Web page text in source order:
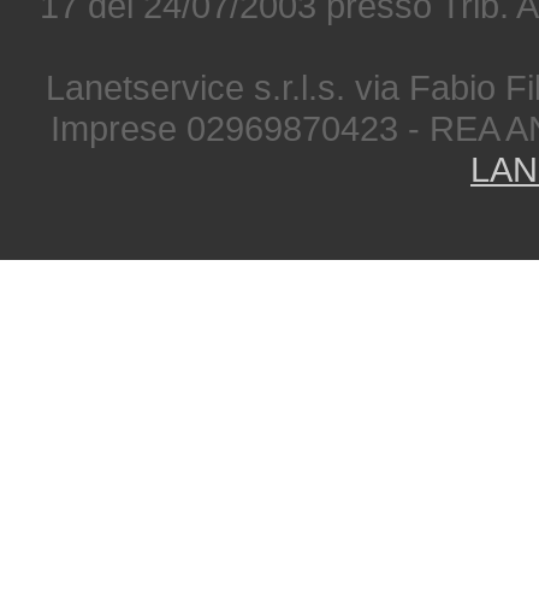
Lanetservice s.r.l.s. via Fabio
Imprese 02969870423 - REA